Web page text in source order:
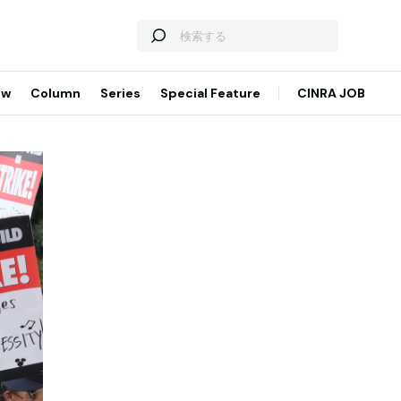
Column Series Special Feature CINRA JOB